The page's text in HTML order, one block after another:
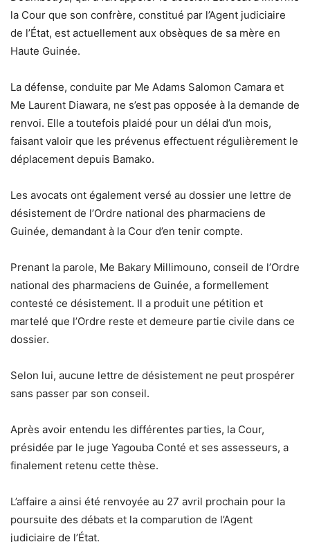
la Cour que son confrère, constitué par l’Agent judiciaire
de l’État, est actuellement aux obsèques de sa mère en
Haute Guinée.
La défense, conduite par Me Adams Salomon Camara et
Me Laurent Diawara, ne s’est pas opposée à la demande de
renvoi. Elle a toutefois plaidé pour un délai d’un mois,
faisant valoir que les prévenus effectuent régulièrement le
déplacement depuis Bamako.
Les avocats ont également versé au dossier une lettre de
désistement de l’Ordre national des pharmaciens de
Guinée, demandant à la Cour d’en tenir compte.
Prenant la parole, Me Bakary Millimouno, conseil de l’Ordre
national des pharmaciens de Guinée, a formellement
contesté ce désistement. Il a produit une pétition et
martelé que l’Ordre reste et demeure partie civile dans ce
dossier.
Selon lui, aucune lettre de désistement ne peut prospérer
sans passer par son conseil.
Après avoir entendu les différentes parties, la Cour,
présidée par le juge Yagouba Conté et ses assesseurs, a
finalement retenu cette thèse.
L’affaire a ainsi été renvoyée au 27 avril prochain pour la
poursuite des débats et la comparution de l’Agent
judiciaire de l’État.